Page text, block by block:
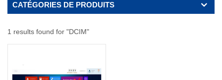
CATÉGORIES DE PRODUITS
1 results found for "DCIM"